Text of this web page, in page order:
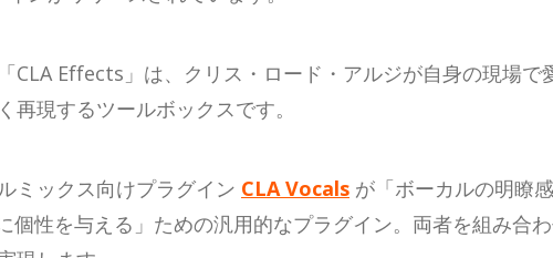
CLA Effects」は、クリス・ロード・アルジが自身の現場
再現するツールボックスです。
ミックス向けプラグイン CLA Vocals が「ボーカルの明瞭
個性を与える」ための汎用的なプラグイン。両者を組み合